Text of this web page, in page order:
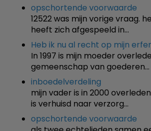
opschortende voorwaarde
12522 was mijn vorige vraag.
heeft zich afgespeeld in…
Heb ik nu al recht op mijn
In 1997 is mijn moeder
gemeenschap van goederen…
inboedelverdeling
mijn vader is in 2000
is verhuisd naar verzorg…
opschortende voorwaarde